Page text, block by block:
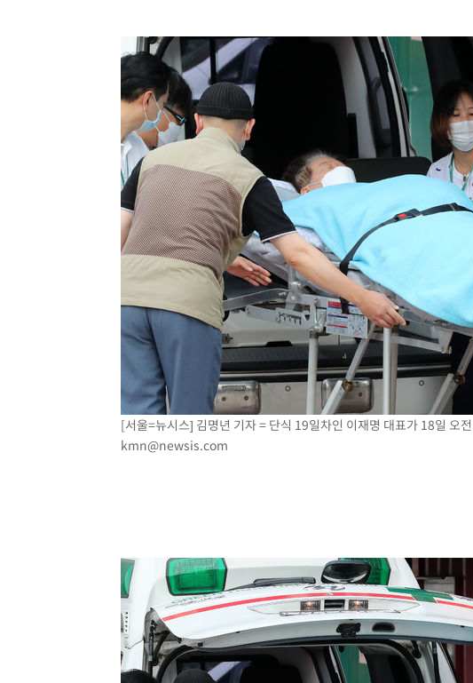
[서울=뉴시스] 김명년 기자 = 단식 19일차인 이재명 대표가 18일 오
kmn@newsis.com